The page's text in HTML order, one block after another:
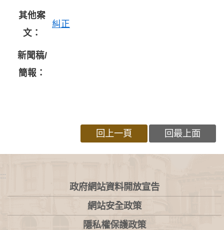
其他案
文：
糾正
新聞稿/
簡報：
回上一頁 回最上面
:::
政府網站資料開放宣告
網站安全政策
隱私權保護政策